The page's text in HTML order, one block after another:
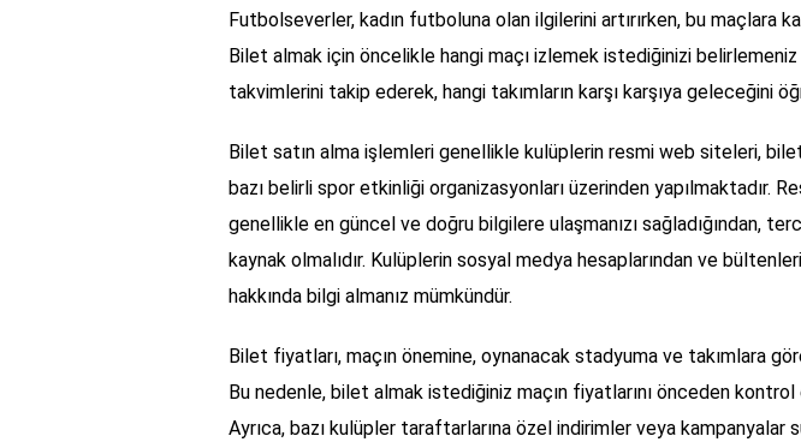
Futbolseverler, kadın futboluna olan ilgilerini artırırken, bu maçlara
Bilet almak için öncelikle hangi maçı izlemek istediğinizi
takvimlerini takip ederek, hangi takımların karşı karşıya geleceğini
Bilet satın alma işlemleri genellikle kulüplerin resmi web siteleri,
bazı belirli spor etkinliği organizasyonları üzerinden yapılmaktadır.
genellikle en güncel ve doğru bilgilere ulaşmanızı sağladığından,
kaynak olmalıdır. Kulüplerin sosyal medya hesaplarından ve
hakkında bilgi almanız mümkündür.
Bilet fiyatları, maçın önemine, oynanacak stadyuma ve takımlara
Bu nedenle, bilet almak istediğiniz maçın fiyatlarını önceden
Ayrıca, bazı kulüpler taraftarlarına özel indirimler veya kampanyalar